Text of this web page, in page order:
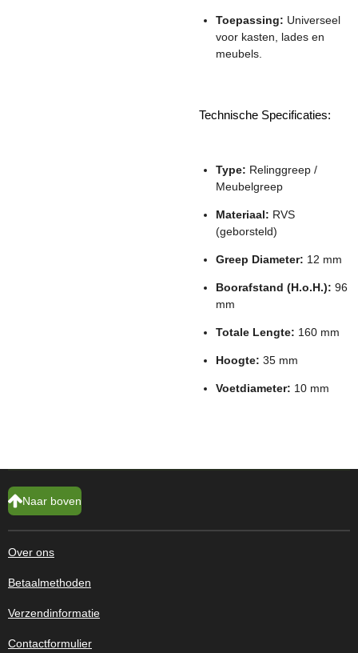
Toepassing: Universeel
voor kasten, lades en
meubels.
Technische Specificaties:
Type: Relinggreep /
Meubelgreep
Materiaal: RVS
(geborsteld)
Greep Diameter: 12 mm
Boorafstand (H.o.H.): 96
mm
Totale Lengte: 160 mm
Hoogte: 35 mm
Voetdiameter: 10 mm
Naar boven
Over ons
Betaalmethoden
Verzendinformatie
Contactformulier